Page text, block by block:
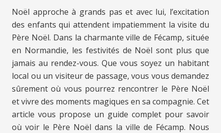
Noël approche à grands pas et avec lui, l’excitation
des enfants qui attendent impatiemment la visite du
Père Noël. Dans la charmante ville de Fécamp, située
en Normandie, les festivités de Noël sont plus que
jamais au rendez-vous. Que vous soyez un habitant
local ou un visiteur de passage, vous vous demandez
sûrement où vous pourrez rencontrer le Père Noël
et vivre des moments magiques en sa compagnie. Cet
article vous propose un guide complet pour savoir
où voir le Père Noël dans la ville de Fécamp. Nous